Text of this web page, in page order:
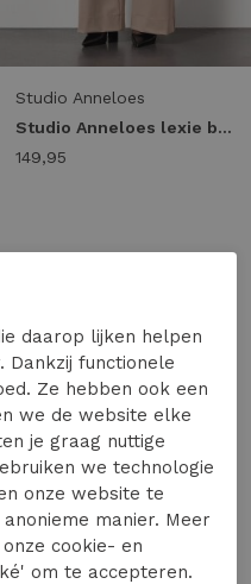
Studio Anneloes
Studio Anneloes lexie bonded trousers 94801 Broek 2200 latte
149,95
daarop lijken helpen
functionele
Ze hebben ook een
we de website elke
je graag nuttige
we technologie
onze website te
manier. Meer
cookie- en
om te accepteren.